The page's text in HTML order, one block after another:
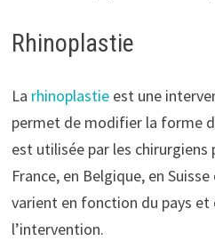
Rhinoplastie
La rhinoplastieest une
permet de modifier la forme
est utilisée par les chirurgiens
France, en Belgique, en
varient en fonction du pays
l’intervention.